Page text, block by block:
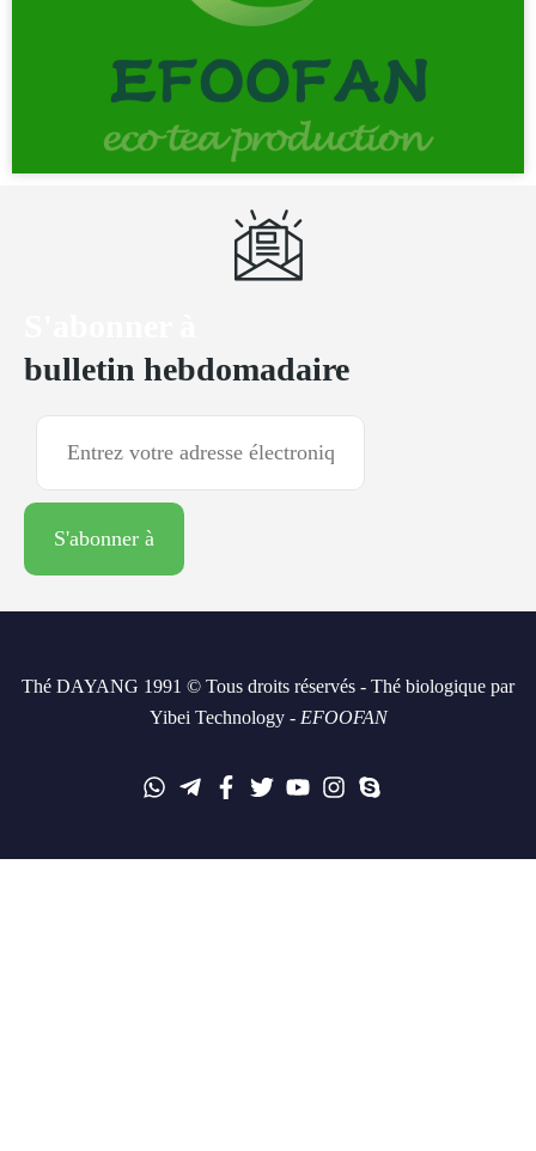
bulletin hebdomadaire
Thé DAYANG 1991 © Tous droits réservés - Thé biologique par
Yibei Technology - EFOOFAN